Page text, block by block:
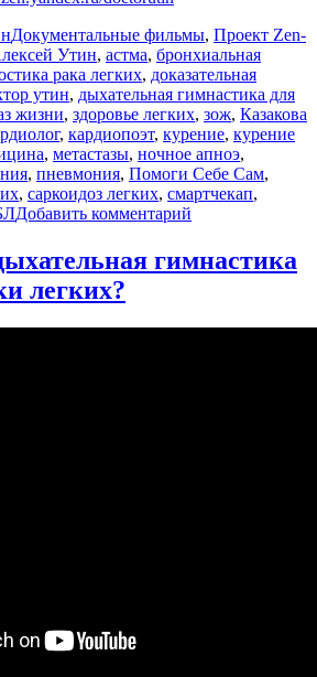
Рубрики
Документальные фильмы, Проект Zen-
Утин, астма, бронхиальная
рака легких, доказательная
утин, дыхательная гимнастика для
жизни, здоровье легких, зож, Казакова
, кардиопоэт, курение, курение
, метастазы, ночное апноэ,
, пневмония, Помоги Себе Сам,
, саркоидоз легких, смартчекап,
Добавить комментарий
Что
вреднее
курение?
гимнастика
легких?